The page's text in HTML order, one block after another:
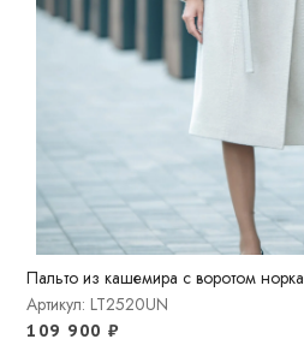
Пальто из кашемира с воротом норка
Артикул: LT2520UN
109 900₽